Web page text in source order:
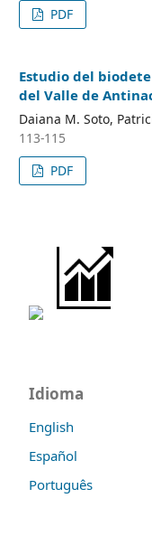
PDF
Estudio del
del Valle de
Daiana M. Soto,
113-115
PDF
Idioma
English
Español
Português